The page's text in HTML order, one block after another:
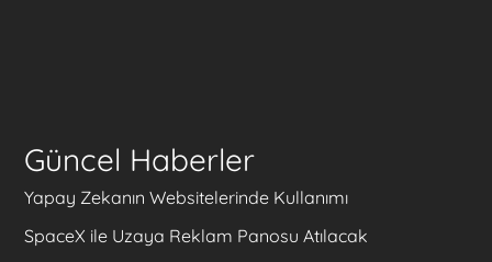
Güncel Haberler
Yapay Zekanın Websitelerinde Kullanımı
SpaceX ile Uzaya Reklam Panosu Atılacak